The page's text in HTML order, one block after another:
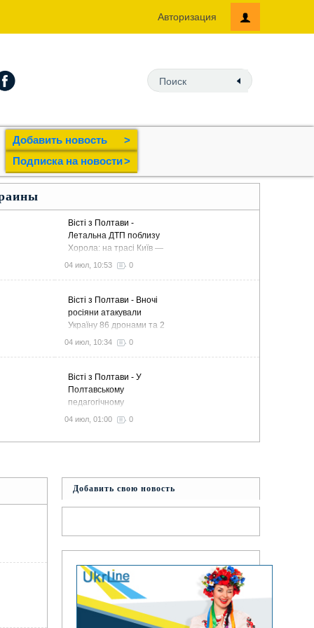
Авторизация
Добавить новость
>
Подпиcка на новости>
Вісті з Полтави -
Летальна ДТП поблизу
Хорола: на трасі Київ —
Харків мікроавтобус на
04 июл, 10:53 0
Вісті з Полтави - Вночі
росіяни атакували
Україну 86 дронами та 2
ракетами — пошкоджено
04 июл, 10:34 0
Вісті з Полтави - У
Полтавському
педагогічному
університеті готують
освітньою моделлю
04 июл, 01:00 0
Добавить свою новость